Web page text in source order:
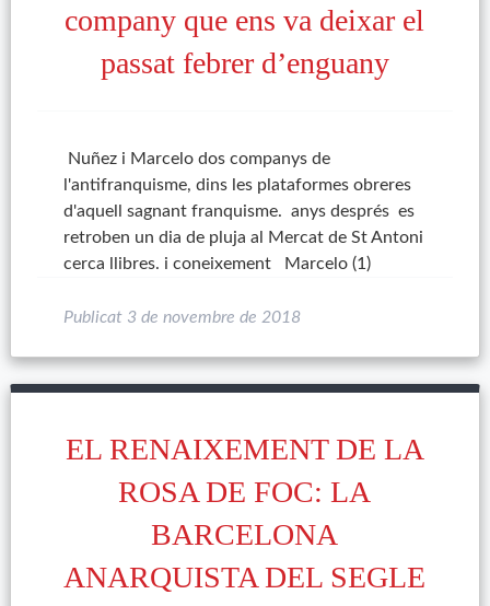
company que ens va deixar el
passat febrer d’enguany
Nuñez i Marcelo dos companys de
l'antifranquisme, dins les plataformes obreres
d'aquell sagnant franquisme. anys després es
retroben un dia de pluja al Mercat de St Antoni
cerca llibres. i coneixement Marcelo (1)
Publicat 3 de novembre de 2018
EL RENAIXEMENT DE LA
ROSA DE FOC: LA
BARCELONA
ANARQUISTA DEL SEGLE